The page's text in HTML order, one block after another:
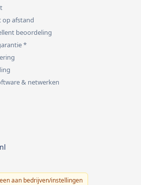
op afstand
beoordeling
*
& netwerken
aan bedrijven/instellingen